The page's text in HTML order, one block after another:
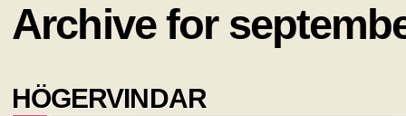
Archive for
HÖGERVINDAR